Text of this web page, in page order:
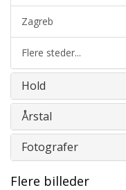
Zagreb
Flere steder...
Hold
Årstal
Fotografer
Flere billeder